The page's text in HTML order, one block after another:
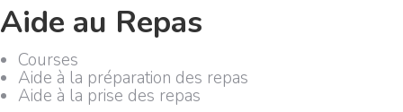
Aide au Repas
Courses
Aide à la préparation des repas
Aide à la prise des repas